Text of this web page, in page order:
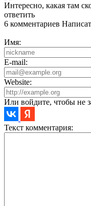
Интересно, какая там
ответить
6 комментариев
Имя:
E-mail:
Website:
Или войдите, чтобы не
Текст комментария: